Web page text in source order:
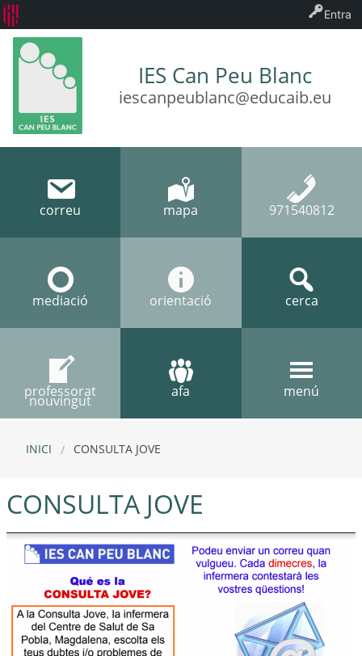
IES Can Peu Blanc
iescanpeublanc@educaib.eu
correu mapa 971540812
mediació orientació cerca
professorat
nouvingut
afa menú
INICI CONSULTA JOVE
CONSULTA JOVE
Entra